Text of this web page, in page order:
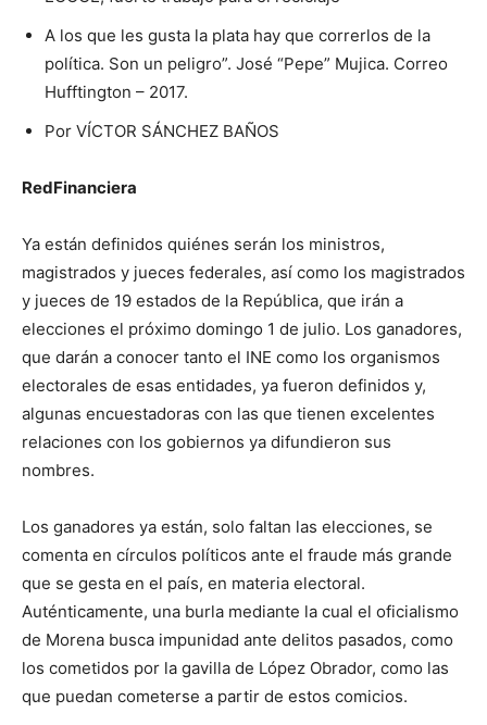
A los que les gusta la plata hay que correrlos de la
política. Son un peligro”. José “Pepe” Mujica. Correo
Hufftington – 2017.
Por VÍCTOR SÁNCHEZ BAÑOS
RedFinanciera
Ya están definidos quiénes serán los ministros,
magistrados y jueces federales, así como los magistrados
y jueces de 19 estados de la República, que irán a
elecciones el próximo domingo 1 de julio. Los ganadores,
que darán a conocer tanto el INE como los organismos
electorales de esas entidades, ya fueron definidos y,
algunas encuestadoras con las que tienen excelentes
relaciones con los gobiernos ya difundieron sus
nombres.
Los ganadores ya están, solo faltan las elecciones, se
comenta en círculos políticos ante el fraude más grande
que se gesta en el país, en materia electoral.
Auténticamente, una burla mediante la cual el oficialismo
de Morena busca impunidad ante delitos pasados, como
los cometidos por la gavilla de López Obrador, como las
que puedan cometerse a partir de estos comicios.